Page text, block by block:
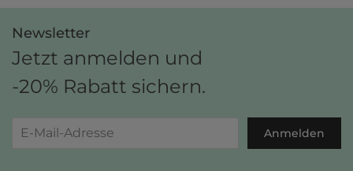
Newsletter
Jetzt anmelden und
-20% Rabatt sichern.
Anmelden